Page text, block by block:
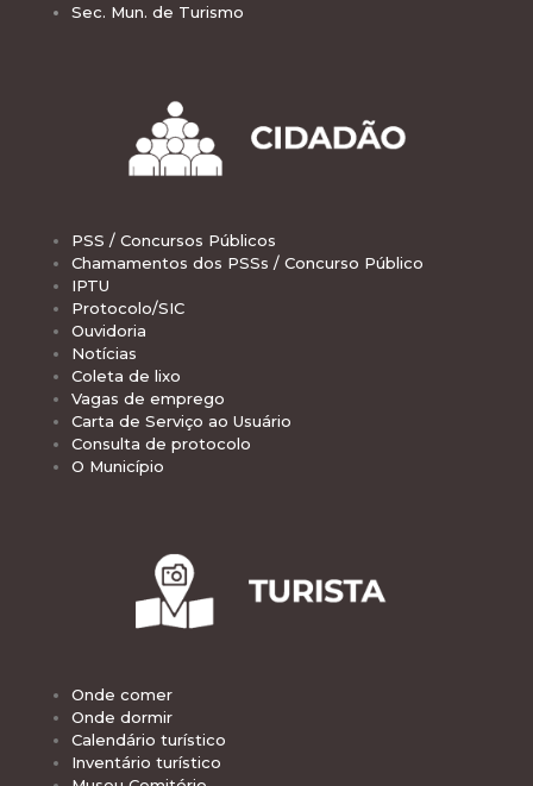
Sec. Mun. de Turismo
PSS / Concursos Públicos
Chamamentos dos PSSs / Concurso Público
IPTU
Protocolo/SIC
Ouvidoria
Notícias
Coleta de lixo
Vagas de emprego
Carta de Serviço ao Usuário
Consulta de protocolo
O Município
Onde comer
Onde dormir
Calendário turístico
Inventário turístico